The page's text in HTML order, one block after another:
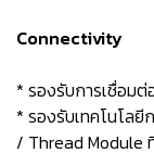
Connectivity
* รองรับการเชื่อม
* รองรับเทคโนโล
/ Thread Module